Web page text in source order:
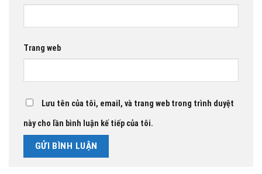
Trang web
Lưu tên của tôi, email, và trang web trong trình duyệt
này cho lần bình luận kế tiếp của tôi.